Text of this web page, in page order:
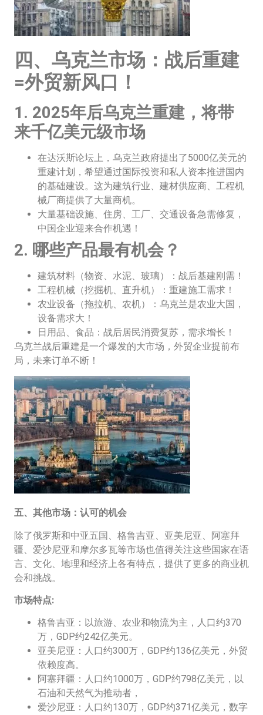
四、乌克兰市场：战后重建
=外贸新风口！
1. 2025年后乌克兰重建，将带
来千亿美元级市场
在达沃斯论坛上，乌克兰政府提出了5000亿美元的
重建计划，希望通过国际投资和私人资本推进国内
的基础建设。这为建筑行业、建材供应商、工程机
械厂商提供了大量商机。
大量基础设施、住房、工厂、交通设备急需修复，
中国企业迎来合作机遇！
2. 哪些产品最有机会？
建筑材料（物资、水泥、玻璃）：战后基建刚需！
工程机械（挖掘机、直升机）：重建施工需求！
农业设备（拖拉机、农机）：乌克兰是农业大国，
设备需求大！
日用品、食品：战后居民消费复苏，需求增长！
乌克兰战后重建是一个爆发的大市场，外贸企业提前布
局，未来订单不断！
五、其他市场：认可的机会
除了俄罗斯和中亚五国、格鲁吉亚、亚美尼亚、阿塞拜
疆、爱沙尼亚和摩尔多瓦等市场也值得关注这些国家在语
言、文化、地理和经济上各有特点，提供了更多的商业机
会和挑战。
市场特点:
格鲁吉亚：以旅游、农业和物流为主，人口约370
万，GDP约242亿美元。
亚美尼亚：人口约300万，GDP约136亿美元，外贸
依赖度高。
阿塞拜疆：人口约1000万，GDP约798亿美元，以
石油和天然气为推动者，
爱沙尼亚：人口约130万，GDP约371亿美元，数字